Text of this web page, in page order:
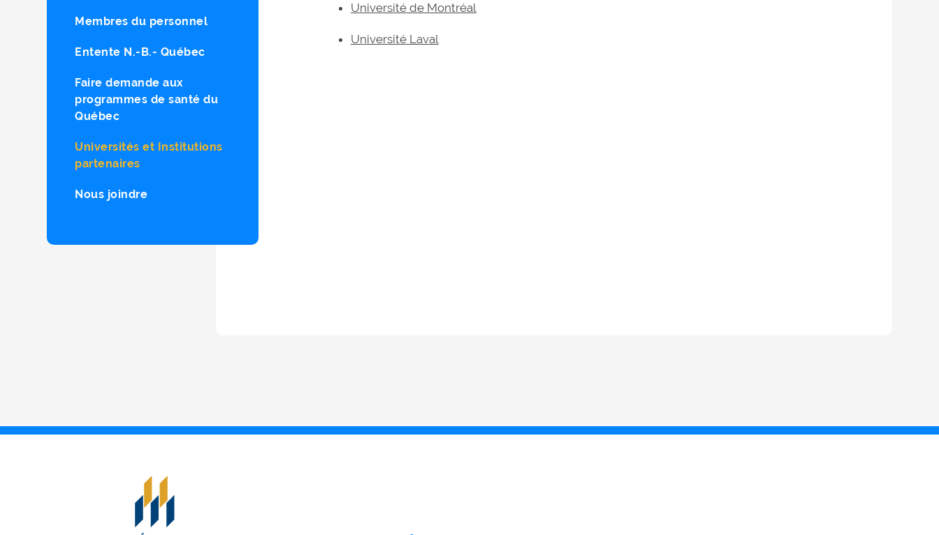
Membres du personnel
Entente N.-B.- Québec
Faire demande aux
programmes de santé du
Québec
Universités et Institutions
partenaires
Nous joindre
Université de Montréal
Université Laval